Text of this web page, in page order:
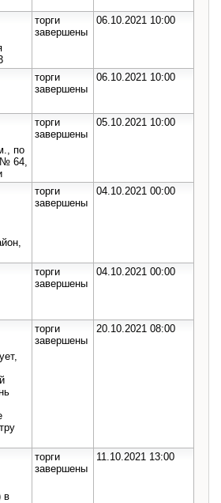
торги
завершены
06.10.2021 10:00
торги
завершены
06.10.2021 10:00
по
64,
торги
завершены
05.10.2021 10:00
торги
завершены
04.10.2021 00:00
торги
завершены
04.10.2021 00:00
торги
завершены
20.10.2021 08:00
в
торги
завершены
11.10.2021 13:00